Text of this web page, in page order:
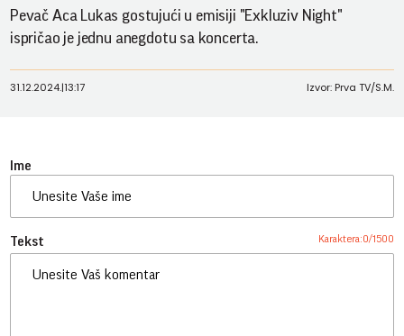
Pevač Aca Lukas gostujući u emisiji "Exkluziv Night"
ispričao je jednu anegdotu sa koncerta.
31.12.2024.|13:17 Izvor: Prva TV/S.M.
Ime
Tekst Karaktera:0/1500